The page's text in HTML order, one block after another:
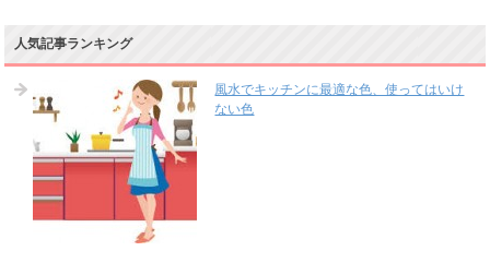
人気記事ランキング
風水でキッチンに最適な色、使ってはいけ
ない色